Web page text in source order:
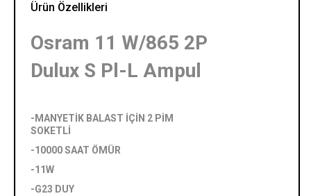
Ürün Özellikleri
Osram 11 W/865 2P
Dulux S Pl-L Ampul
-MANYETİK BALAST İÇİN 2 PİM
SOKETLİ
-10000 SAAT ÖMÜR
-11W
-G23 DUY